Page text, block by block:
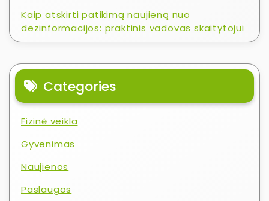
Kaip atskirti patikimą naujieną nuo
dezinformacijos: praktinis vadovas skaitytojui
Categories
Fizinė veikla
Gyvenimas
Naujienos
Paslaugos